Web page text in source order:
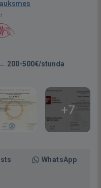
200-500€/stunda
+7
WhatsApp